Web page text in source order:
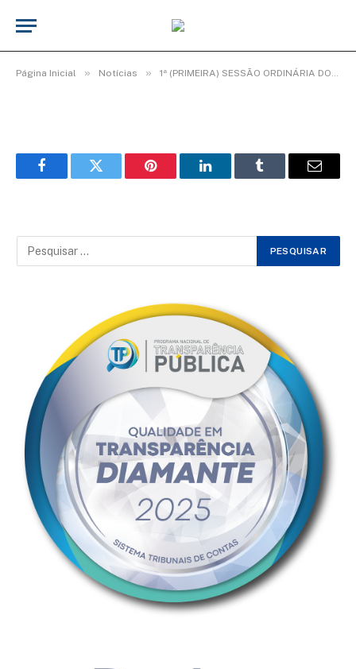
Página Inicial » Notícias » 1ª (PRIMEIRA) SESSÃO ORDINÁRIA DO 3º PERÍODO LEGISLATIVO DA 20ª LEGISLATURA.
(1)
FacebookTwitter Pinterest LinkedInTumblr Email